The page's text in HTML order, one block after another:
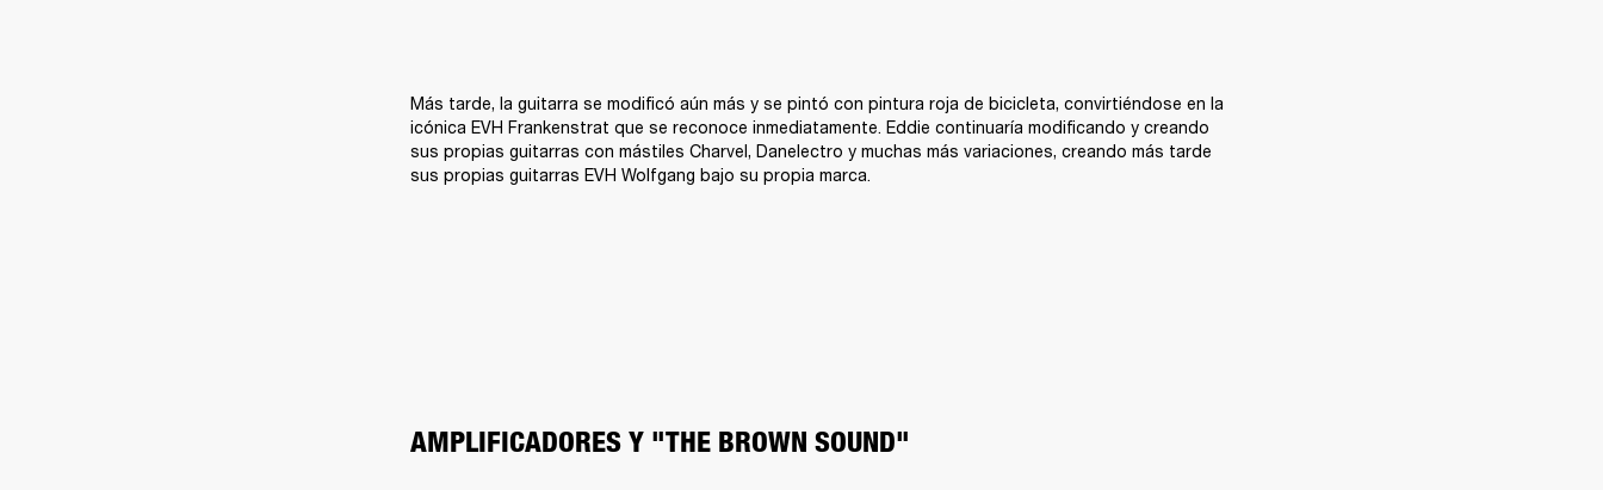
Más tarde, la guitarra se modificó aún más y se pintó con pintura roja de bicicleta, convirtiéndose en la
icónica EVH Frankenstrat que se reconoce inmediatamente. Eddie continuaría modificando y creando
sus propias guitarras con mástiles Charvel, Danelectro y muchas más variaciones, creando más tarde
sus propias guitarras EVH Wolfgang bajo su propia marca.
AMPLIFICADORES Y "THE BROWN SOUND"